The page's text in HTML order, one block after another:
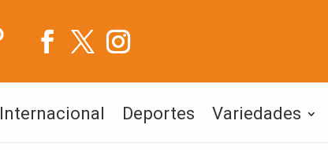
Internacional Deportes Variedades